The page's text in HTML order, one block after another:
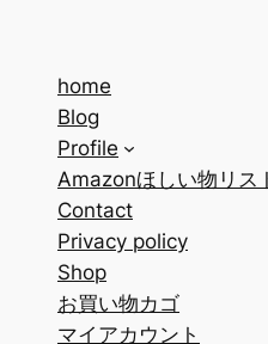
home
Blog
Profile
Amazonほしい物リス
Contact
Privacy policy
Shop
お買い物カゴ
マイアカウント